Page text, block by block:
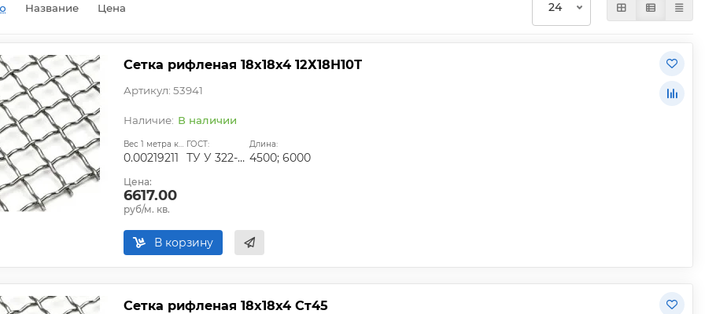
Название Цена
Сетка рифленая 18х18х4 12Х18Н10Т
Артикул: 53941
В наличии
Вес 1 метра квадратного, т:
0.00219211
ГОСТ:
ТУ У 322-00191264-012-2001
Длина:
4500; 6000
Цена:
6617.00
руб/м. кв.
В корзину
Сетка рифленая 18х18х4 Ст45